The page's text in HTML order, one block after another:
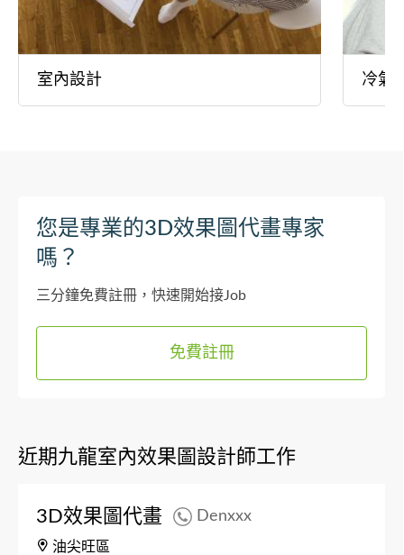
室內設計 冷氣
您是專業的3D效果圖代畫專家
嗎？
三分鐘免費註冊，快速開始接Job
免費註冊
近期九龍室內效果圖設計師工作
3D效果圖代畫 Denxxx
油尖旺區